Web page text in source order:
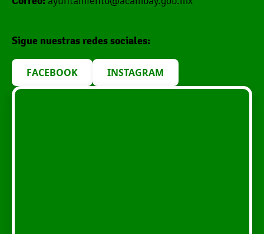
Sigue nuestras redes sociales:
FACEBOOK INSTAGRAM